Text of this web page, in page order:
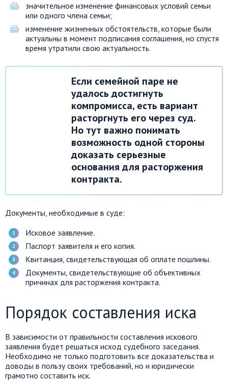
значительное изменение финансовых условий семьи
или одного члена семьи;
изменение жизненных обстоятельств, которые были
актуальны в момент подписания соглашения, но спустя
время утратили свою актуальность.
Если семейной паре не
удалось достигнуть
компромисса, есть вариант
расторгнуть его через суд.
Но тут важно понимать
возможность одной стороны
доказать серьезные
основания для расторжения
контракта.
Документы, необходимые в суде:
Исковое заявление.
Паспорт заявителя и его копия.
Квитанция, свидетельствующая об оплате пошлины.
Документы, свидетельствующие об объективных
причинах для расторжения контракта.
Порядок составления иска
В зависимости от правильности составления искового
заявления будет решаться исход судебного заседания.
Необходимо не только подготовить все доказательства и
доводы в пользу своих требований, но и юридически
грамотно составить иск.